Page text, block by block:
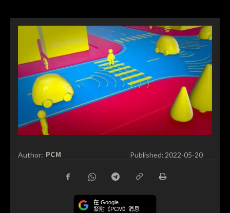
Author: PCM Published: 2022-05-20
在 Google
緊貼《PCM》消息